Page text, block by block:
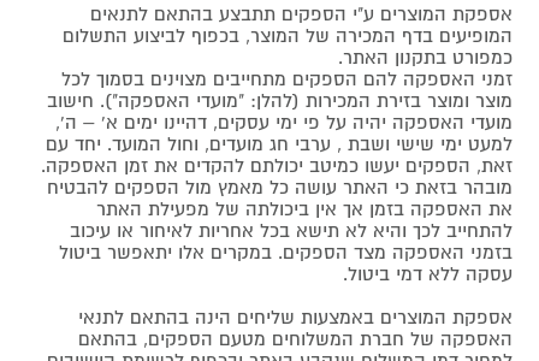
אספקת המוצרים ע"י הספקים תתבצע בהתאם לתנאים
המופיעים בדף המכירה של המוצר, בכפוף לביצוע התשלום
כמפורט בתקנון האתר.
זמני האספקה להם הספקים מתחייבים מצוינים בסמוך לכל
מוצר ומוצר בזירת המכירות (להלן: "מועדי האספקה"). חישוב
מועדי האספקה יהיה על פי ימי עסקים, דהיינו ימים א' – ה',
למעט ימי שישי ושבת , ערבי חג מועדים, וחול המועד. יחד עם
זאת, הספקים יעשו כמיטב יכולתם להקדים את זמן האספקה.
מובהר בזאת כי האתר עושה כל מאמץ מול הספקים להבטיח
את האספקה בזמן אך אין ביכולתה של מפעילת האתר
להתחייב לכך והיא לא תישא בכל אחריות לאיחור או עיכוב
בזמני האספקה מצד הספקים. במקרים אלו יתאפשר ביטול
עסקה ללא דמי ביטול.
אספקת המוצרים באמצעות שליחים הינה בהתאם לתנאי
האספקה של חברת המשלוחים מטעם הספקים, בהתאם